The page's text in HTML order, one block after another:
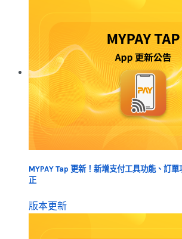
MYPAY Tap 更新！新增支付工具功能、訂
正
版本更新